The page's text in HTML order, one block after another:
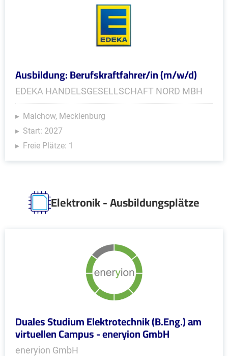
Ausbildung: Berufskraftfahrer/in (m/w/d)
EDEKA HANDELSGESELLSCHAFT NORD MBH
Malchow, Mecklenburg
Start: 2027
Freie Plätze: 1
Elektronik - Ausbildungsplätze
Duales Studium Elektrotechnik (B.Eng.) am
virtuellen Campus - eneryion GmbH
eneryion GmbH